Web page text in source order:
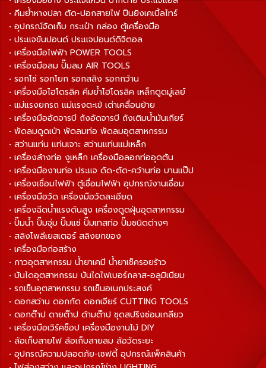
• คีมย้ำหางปลา ตัด-ปอกสายไฟ ปืนยิงเคเบิ้ลไทร์
• อุปกรณ์จัดเก็บ กระเป๋า กล่อง ตู้เครื่องมือ
• ประแจขันปอนด์ ประแจปอนด์ดิจิตอล
• เครื่องมือไฟฟ้า POWER TOOLS
• เครื่องมือลม ปั๊มลม AIR TOOLS
• รอกโซ่ รอกโยก รอกสลิง รอกกว้าน
• เครื่องมือไฮโดรลิค คีมย้ำไฮโดรลิค เหล็กดูดมู่เลย์
• แม่แรงยกรถ แม่แรงตะเข้ เต่าเคลื่อนย้าย
• เครื่องมืออัดจารบี ถังอัดจารบี ถังเติมน้ำมันเกียร์
• พัดลมดูดเป่า พัดลมท่อ พัดลมอุตสาหกรรม
• สว่านแท่น แท่นเจาะ สว่านแท่นแม่เหล็ก
• เครื่องล้างท่อ งูเหล็ก เครื่องมือลอกท่ออุดตัน
• เครื่องมืองานท่อ ประแจ ดัด-ตัด-คว้านท่อ บานแป๊ป
• เครื่องเชื่อมไฟฟ้า ตู้เชื่อมไฟฟ้า อุปกรณ์งานเชื่อม
• เครื่องมือวัด เครื่องมือวัดละเอียด
• เครื่องฉีดน้ำแรงดันสูง เครื่องดูดฝุ่นอุตสาหกรรม
• ปั๊มน้ำ ปั๊มจุ่ม ปั๊มแช่ ปั๊มเทสท่อ ปั๊มชนิดต่างๆ
• สลิงโพลีเยสเตอร์ สลิงยกของ
• เครื่องมือก่อสร้าง
• กาวอุตสาหกรรม น้ำยาเคมี น้ำยาเช็ครอยร้าว
• บันไดอุตสาหกรรม บันไดไฟเบอร์กลาส-อลูมิเนียม
• รถเข็นอุตสาหกรรม รถเข็นอเนกประสงค์
• ดอกสว่าน ดอกกัด ดอกเจียร์ CUTTING TOOLS
• ดอกต๊าป ดายต๊าป ด้ามต๊าป ชุดสปริงซ่อมเกลียว
• เครื่องมือเวิร์คช็อป เครื่องมืองานไม้ DIY
• ล้อเก็บสายไฟ ล้อเก็บสายลม ล้อวัดระยะ
• อุปกรณ์ความปลอดภัย-เซฟตี้ อุปกรณ์แพ็คสินค้า